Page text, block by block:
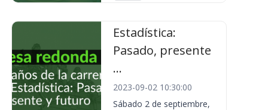
Estadística:
Pasado, presente
...
2023-09-02 10:30:00
Sábado 2 de septiembre,